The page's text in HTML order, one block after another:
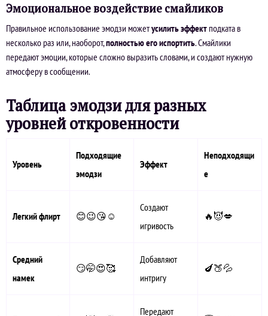
Эмоциональное воздействие смайликов
Правильное использование эмодзи можетусилить эффект подката в
несколько раз или, наоборот,полностью его испортить. Смайлики
передают эмоции, которые сложно выразить словами, и создают нужную
атмосферу в сообщении.
Таблица эмодзи для разных
уровней откровенности
Уровень
Подходящие
эмодзи
Эффект
Неподходящи
е
Легкий флирт 😊😉😘☺️
Создают
игривость
🔥😈💋
Средний
намек
😏🤭😍🥰
Добавляют
интригу
🍆🍑💦
Передают